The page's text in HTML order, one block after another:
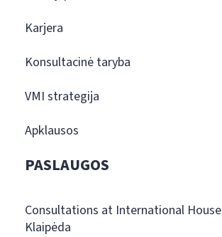
Karjera
Konsultacinė taryba
VMI strategija
Apklausos
PASLAUGOS
Consultations at International
Klaipėda